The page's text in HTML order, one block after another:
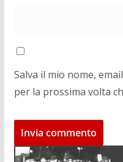
Salva il mio nome,
per la prossima volta